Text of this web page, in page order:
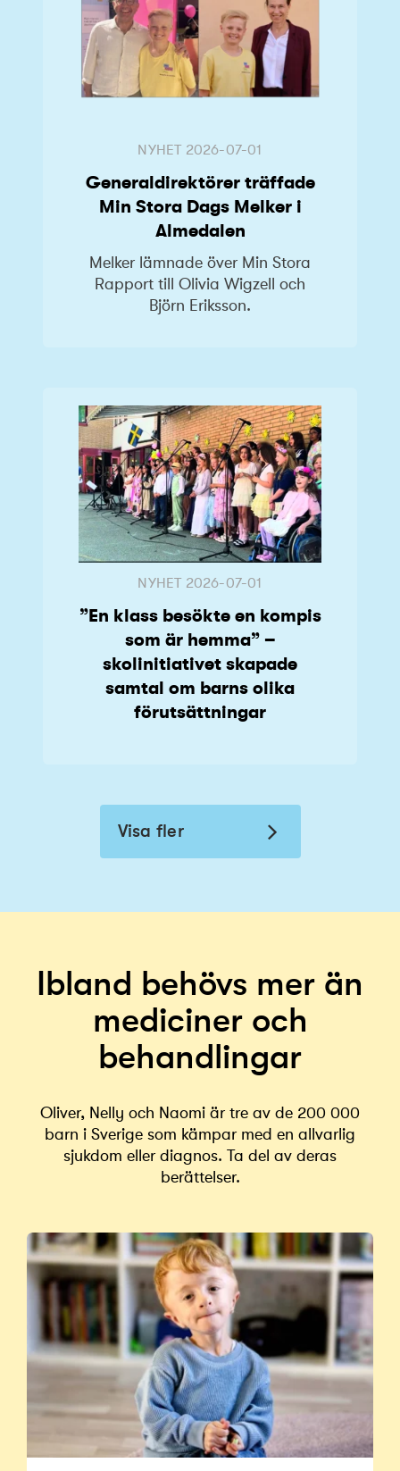
NYHET 2026-07-01
Generaldirektörer träffade
Min Stora Dags Melker i
Almedalen
Melker lämnade över Min Stora
Rapport till Olivia Wigzell och
Björn Eriksson.
NYHET 2026-07-01
”En klass besökte en kompis
som är hemma” –
skolinitiativet skapade
samtal om barns olika
förutsättningar
Visa fler
Ibland behövs mer än
mediciner och
behandlingar
Oliver, Nelly och Naomi är tre av de 200 000
barn i Sverige som kämpar med en allvarlig
sjukdom eller diagnos. Ta del av deras
berättelser.